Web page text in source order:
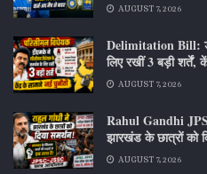
AUGUST 7, 2026
Delimitation Bill:
लिए रखीं 3 बड़ी शर्तें,
AUGUST 7, 2026
Rahul Gandhi
झारखंड के छात्रों को
AUGUST 7, 2026